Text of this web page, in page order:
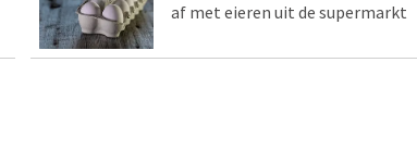
af met eieren uit de supermarkt